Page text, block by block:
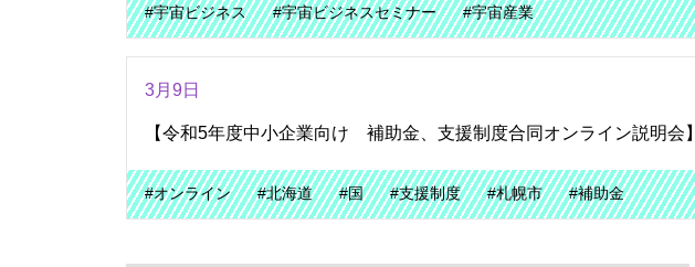
#宇宙ビジネス
#宇宙ビジネスセミナー #宇宙産業
3月9日
【令和5年度中小企業向け 補助金、支援制度合同オンライン説明会】
#オンライン #北海道 #国 #支援制度 #札幌市 #補助金